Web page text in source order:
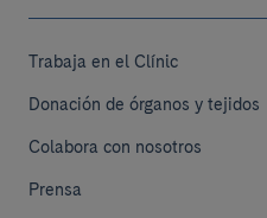
Trabaja en el Clínic
Donación de órganos y tejidos
Colabora con nosotros
Prensa